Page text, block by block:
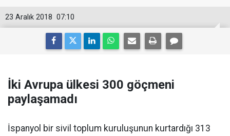
07:10
23 Aralık 2018
İki Avrupa ülkesi 300 göçmeni
paylaşamadı
İspanyol bir sivil toplum kuruluşunun kurtardığı 313